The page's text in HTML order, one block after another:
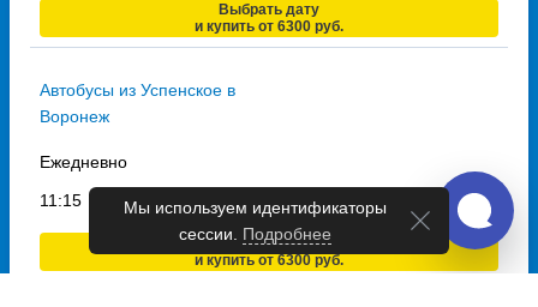
Выбрать дату
и купить от 6300 руб.
Автобусы из Успенское в
Воронеж
Ежедневно
11:15
Выбрать дату
и купить от 6300 руб.
Мы используем идентификаторы
сессии. Подробнее